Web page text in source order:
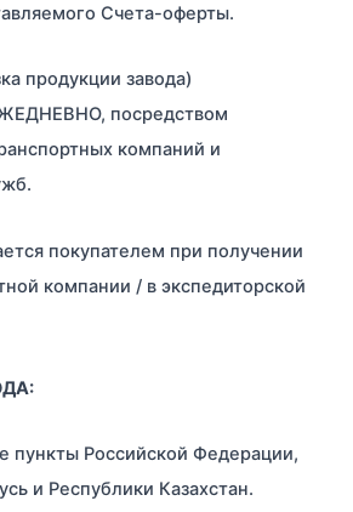
Счета-оферты.
продукции завода)
посредством
компаний и
покупателем при получении
компании / в экспедиторской
пункты Российской Федерации,
и Республики Казахстан.